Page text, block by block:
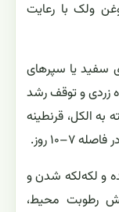
ولک با رعایت
سفید یا سپرهای
زردی و توقف رشد
به الکل، قرنطینه
روز.
و لکه‌لکه شدن و
رطوبت محیط،